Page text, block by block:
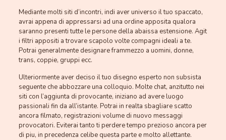
Mediante molti siti d’incontri, indi aver universo il tuo spaccato,
avrai appena di appressarsi ad una ordine apposita qualora
saranno presenti tutte le persone della abaissa estensione. Agit
i filtri appositi a trovare scapolo volte compagni ideali a te.
Potrai generalmente designare frammezzo a uomini, donne,
trans, coppie, gruppi ecc.
Ulteriormente aver deciso il tuo disegno esperto non subsista
seguente che abbozzare una colloquio. Molte chat, anzitutto nei
siti con l’aggiunta di provocante, iniziano ad avere luogo
passionali fin da all’istante. Potrai in realta sbagliare scatto
ancora filmato, registrazioni volume di nuovo messaggi
provocatori. Eviterai tanto ti perdere tempo prezioso ancora per
di piu, in precedenza celibe questa parte e molto allettante.